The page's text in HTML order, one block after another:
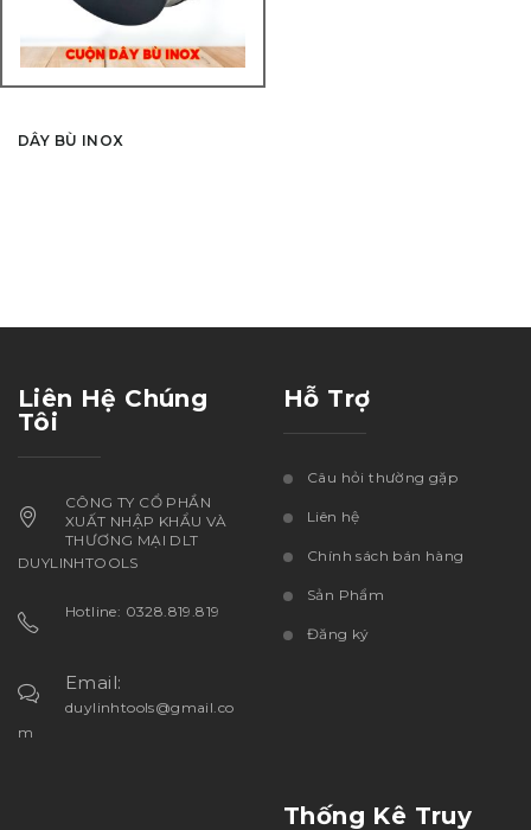
DÂY BÙ INOX
Liên Hệ Chúng
Tôi
CÔNG TY CỔ PHẦN
XUẤT NHẬP KHẨU VÀ
THƯƠNG MẠI DLT
DUYLINHTOOLS
Hotline: 0328.819.819
Email:
duylinhtools@gmail.co
m
Hỗ Trợ
Câu hỏi thường gặp
Liên hệ
Chính sách bán hàng
Sản Phẩm
Đăng ký
Thống Kê Truy